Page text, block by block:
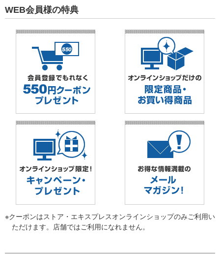
WEB会員様の特典
※クーポンはストア・エキスプレスオンラインショップのみご利用い
ただけます。店舗ではご利用になれません。